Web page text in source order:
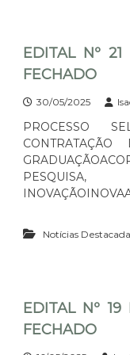
EDITAL Nº
FECHADO
30/05/2025
PROCESSO
PESQUISA,
Notícias
EDITAL Nº
FECHADO